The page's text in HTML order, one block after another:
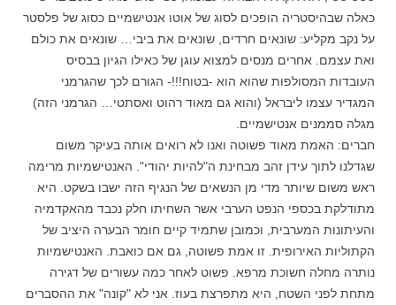
כאלה שבהיסטריה הופכים לסוג של אוטו אנטישמיים כסוג של פלסטר
על נקב מקליע: שונאים חרדים, שונאים את ביבי… שונאים את כולם
ואת עצמם. אחרים מנסים למצוא עוגן של כאילו הגיון בבסיס
העובדות המסולפות שהוא הוא -בטוח!!!- הגורם לכך שהגרמני
המגדיר עצמו ליבראל (והוא גם מאוד רהוט ואסתטי… הגרמני הזה)
מגלה סממנים אנטישמיים.
חברים: האמת מאוד פשוטה ואנו לא רואים אותה בעיקר משום
שגדלנו לתוך עידן זהב מבחינת ה"להיות יהודי". האנטישמיות מרימה
ראש משום שיותר מדי מן הנשאים של הנגיף הזה ישבו בשקט. היא
מתודלקת בכספי הנפט הערבי אשר השחיתו חלק נכבד מהאקדמיה
והעיתונות המערבית, וכמובן שתמיד קיים חומר הבערה היציב של
הקתוליות האירופית. זו אמת פשוטה, גם אם כואבת. האנטישמיות
נותרה מחלה חשוכת מרפא. פשוט לאחר כמה עשורים של דגירה
מתחת לפני השטח, היא מתפרצת בעוז. אני לא "קונה" את ההסברים